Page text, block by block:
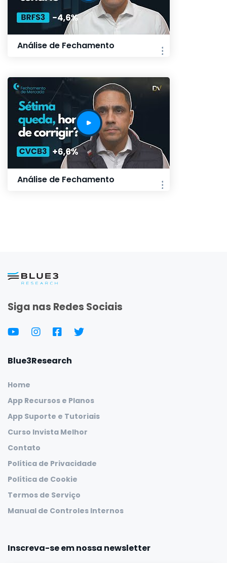
Análise de Fechamento
Análise de Fechamento
Siga nas Redes Sociais
Blue3Research
Home
App Recursos e Planos
App Suporte e Tutoriais
Curso Invista Melhor
Contato
Política de Privacidade
Política de Cookie
Termos de Serviço
Manual de Controles Internos
Inscreva-se em nossa newsletter